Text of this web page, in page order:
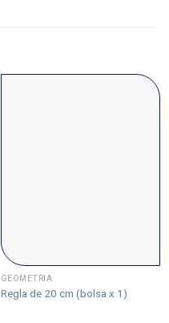
GEOMETRÍA
Regla de 20 cm (bolsa x 1)